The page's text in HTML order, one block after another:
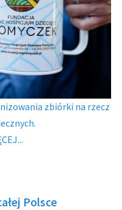
zbiórki na rzecz
Polsce